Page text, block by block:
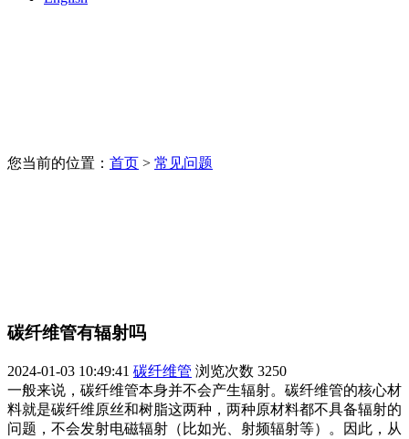
您当前的位置： 首页 > 常见问题
碳纤维管有辐射吗
2024-01-03 10:49:41 碳纤维管 浏览次数 3250
一般来说，碳纤维管本身并不会产生辐射。碳纤维管的核心材
料就是碳纤维原丝和树脂这两种，两种原材料都不具备辐射的
问题，不会发射电磁辐射（比如光、射频辐射等）。因此，从